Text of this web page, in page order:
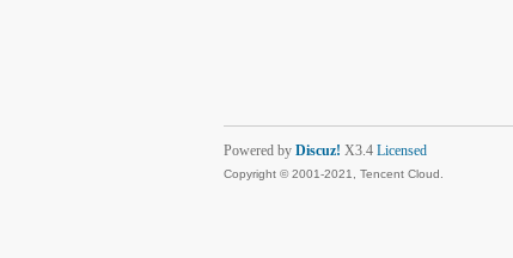
Powered by Discuz! X3.4 Licensed
Copyright © 2001-2021, Tencent Cloud.